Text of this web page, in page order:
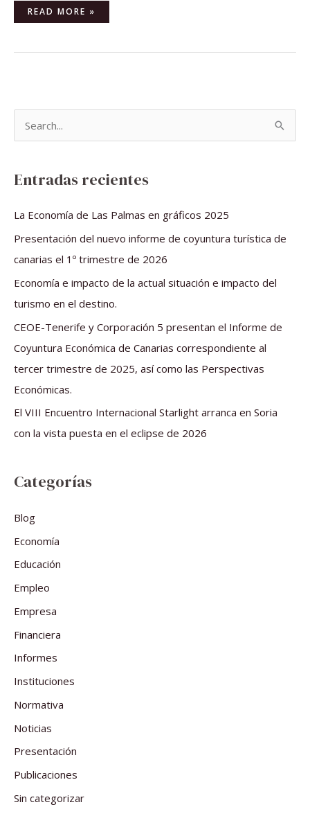
READ MORE »
a
r
Entradas recientes
La Economía de Las Palmas en gráficos 2025
Presentación del nuevo informe de coyuntura turística de
canarias el 1º trimestre de 2026
Economía e impacto de la actual situación e impacto del
turismo en el destino.
CEOE-Tenerife y Corporación 5 presentan el Informe de
Coyuntura Económica de Canarias correspondiente al
tercer trimestre de 2025, así como las Perspectivas
Económicas.
El VIII Encuentro Internacional Starlight arranca en Soria
con la vista puesta en el eclipse de 2026
Categorías
Blog
Economía
Educación
Empleo
Empresa
Financiera
Informes
Instituciones
Normativa
Noticias
Presentación
Publicaciones
Sin categorizar